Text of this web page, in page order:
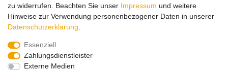
Barrierefreiheitserklärung
Vertrag widerrufen
zu widerrufen. Beachten Sie unser Impressum und weitere
Hinweise zur Verwendung personenbezogener Daten in unserer
Daten­schutz­erklärung
Essenziell
Zahlungsdienstleister
Externe Medien